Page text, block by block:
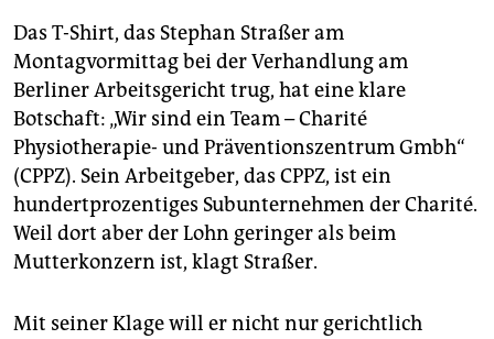
unterstützen
abo
genossenschaft
epaper login
Das T-Shirt, das Stephan Straßer am
Montagvormittag bei der Verhandlung am
Berliner Arbeitsgericht trug, hat eine klare
Botschaft: „Wir sind ein Team – Charité
Physiotherapie- und Präventionszentrum Gmbh“
(CPPZ). Sein Arbeitgeber, das CPPZ, ist ein
hundertprozentiges Subunternehmen der Charité.
Weil dort aber der Lohn geringer als beim
Mutterkonzern ist, klagt Straßer.
Mit seiner Klage will er nicht nur gerichtlich